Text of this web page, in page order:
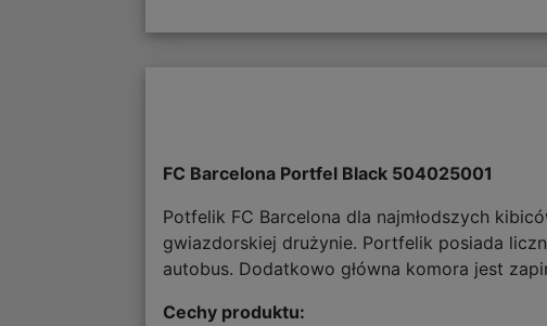
FC Barcelona Portfel Black 504025001
Potfelik FC Barcelona dla najmłodszych
gwiazdorskiej drużynie. Portfelik posiada
autobus. Dodatkowo główna komora jest
Cechy produktu: